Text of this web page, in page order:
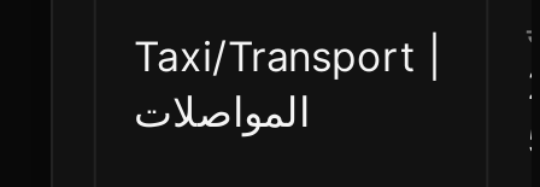
Taxi/Transport |
المواصلات